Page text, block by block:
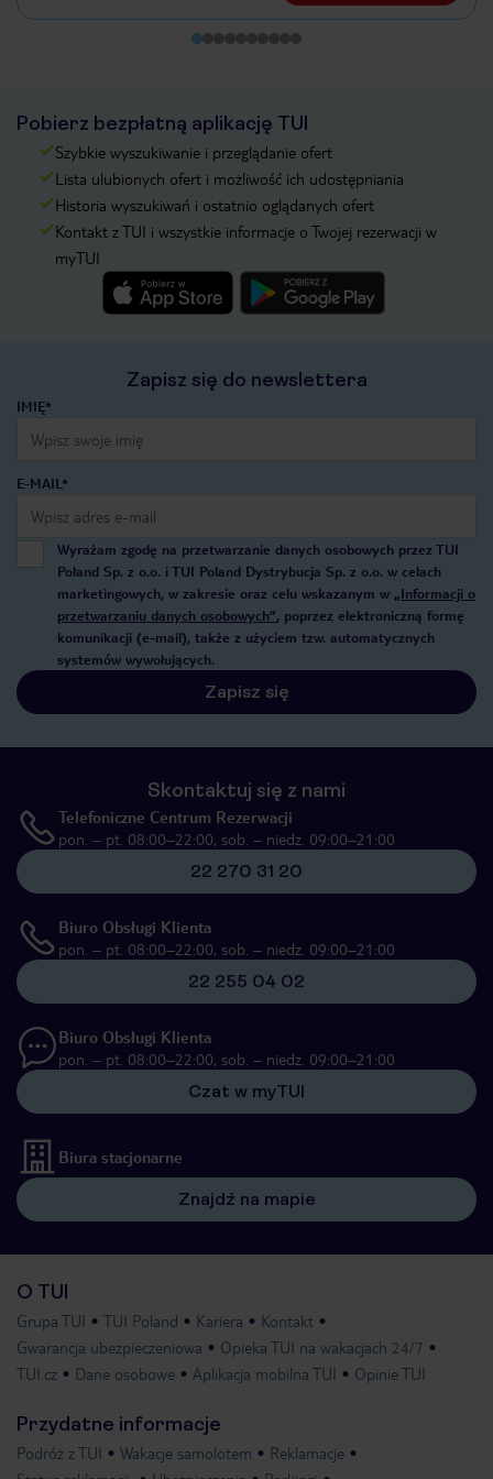
Pobierz bezpłatną aplikację TUI
Szybkie wyszukiwanie i przeglądanie ofert
Lista ulubionych ofert i możliwość ich udostępniania
Historia wyszukiwań i ostatnio oglądanych ofert
Kontakt z TUI i wszystkie informacje o Twojej rezerwacji w
myTUI
Zapisz się do newslettera
IMIĘ*
E-MAIL*
Wyrażam zgodę na przetwarzanie danych osobowych przez TUI
Poland Sp. z o.o. i TUI Poland Dystrybucja Sp. z o.o. w celach
marketingowych, w zakresie oraz celu wskazanym w „Informacji o
przetwarzaniu danych osobowych”, poprzez elektroniczną formę
komunikacji (e-mail), także z użyciem tzw. automatycznych
systemów wywołujących.
Zapisz się
Skontaktuj się z nami
Telefoniczne Centrum Rezerwacji
pon. – pt. 08:00–22:00, sob. – niedz. 09:00–21:00
22 270 31 20
Biuro Obsługi Klienta
pon. – pt. 08:00–22:00, sob. – niedz. 09:00–21:00
22 255 04 02
Biuro Obsługi Klienta
pon. – pt. 08:00–22:00, sob. – niedz. 09:00–21:00
Czat w myTUI
Biura stacjonarne
Znajdź na mapie
O TUI
Grupa TUI TUI Poland Kariera
Kontakt
Gwarancja ubezpieczeniowa
Opieka TUI na wakacjach 24/7
TUI.cz
Dane osobowe Aplikacja mobilna TUI Opinie TUI
Przydatne informacje
Podróż z TUI Wakacje samolotem
Reklamacje